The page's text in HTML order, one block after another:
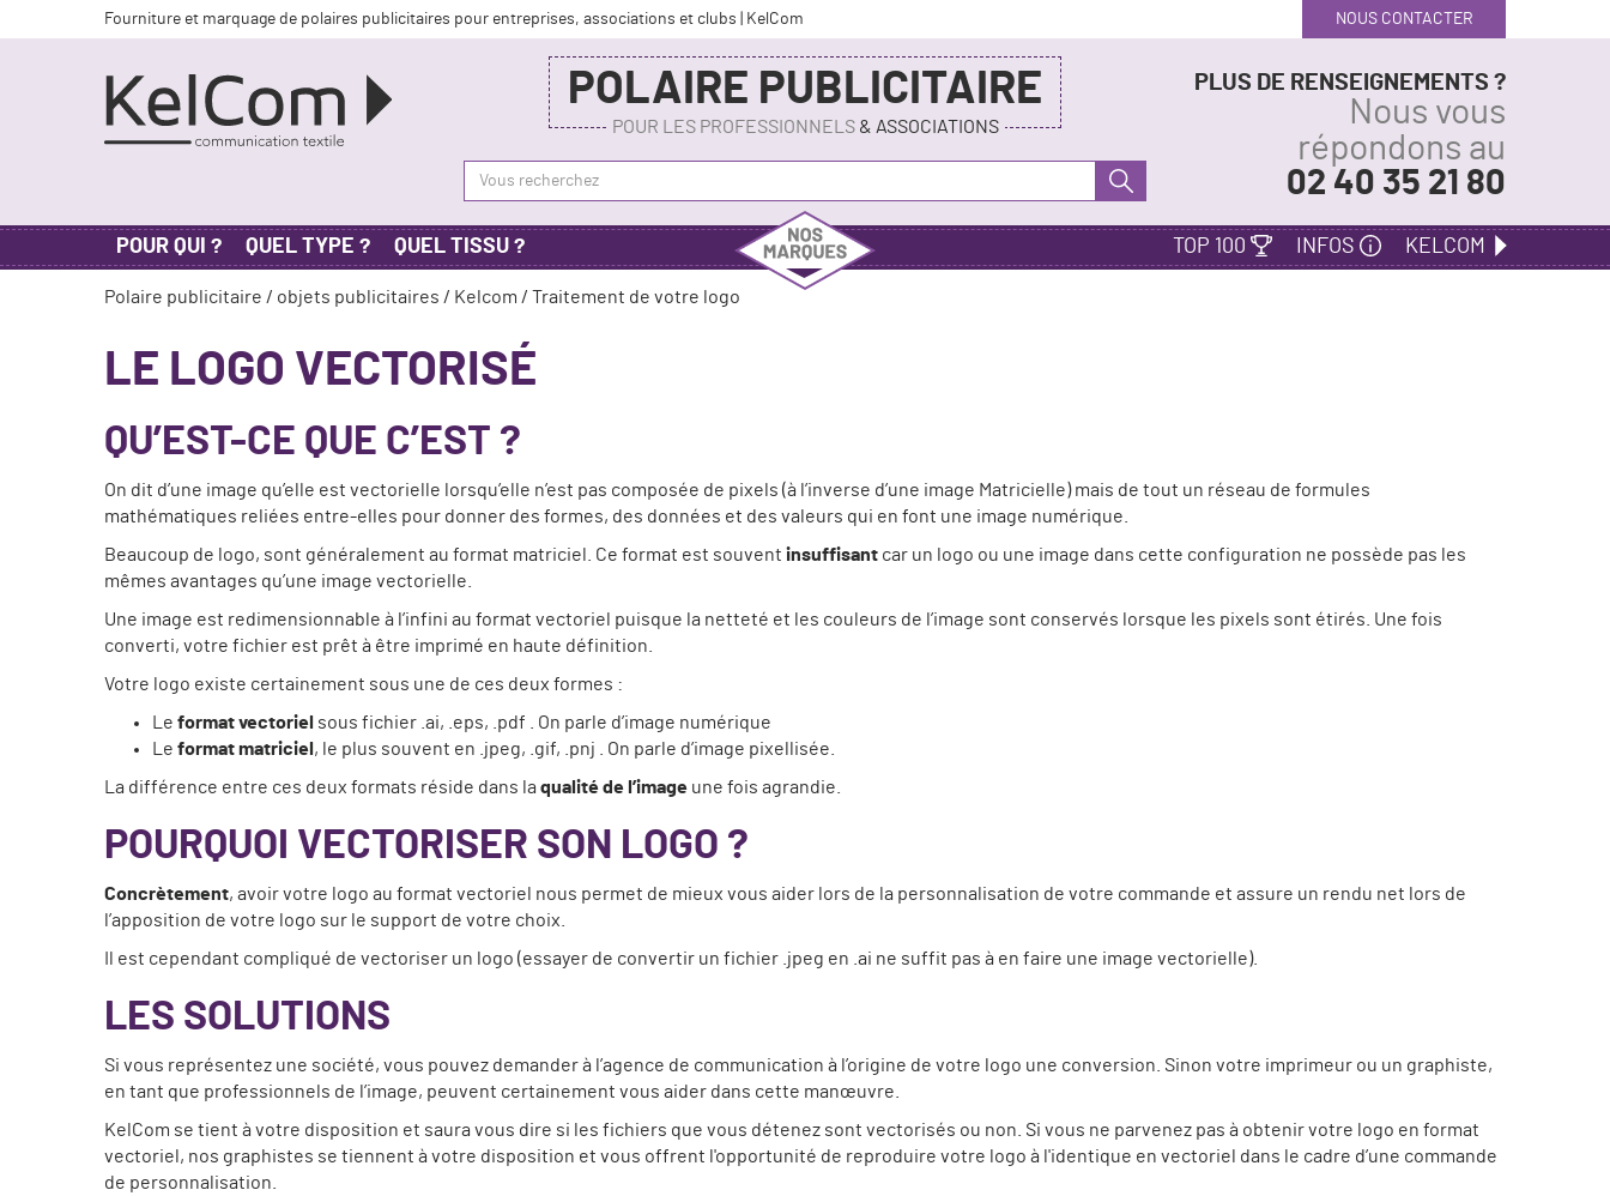
Fourniture et marquage de polaires publicitaires pour entreprises, associations et clubs | KelCom NOUS CONTACTER
PLUS DE RENSEIGNEMENTS ?
Nous vous
répondons au
02 40 35 21 80
POLAIRE PUBLICITAIRE
POUR LES PROFESSIONNELS & ASSOCIATIONS
POUR QUI ? QUEL TYPE ? QUEL TISSU ? TOP 100 INFOS KELCOM
Polaire publicitaire / objets publicitaires / Kelcom / Traitement de votre logo
LE LOGO VECTORISÉ
QU’EST-CE QUE C’EST ?
On dit d’une image qu’elle est vectorielle lorsqu’elle n’est pas composée de pixels (à l’inverse d’une image Matricielle) mais de tout un réseau de formules
mathématiques reliées entre-elles pour donner des formes, des données et des valeurs qui en font une image numérique.
Beaucoup de logo, sont généralement au format matriciel. Ce format est souvent insuffisant car un logo ou une image dans cette configuration ne possède pas les
mêmes avantages qu’une image vectorielle.
Une image est redimensionnable à l’infini au format vectoriel puisque la netteté et les couleurs de l’image sont conservés lorsque les pixels sont étirés. Une fois
converti, votre fichier est prêt à être imprimé en haute définition.
Votre logo existe certainement sous une de ces deux formes :
Le format vectoriel sous fichier .ai, .eps, .pdf . On parle d’image numérique
Le format matriciel , le plus souvent en .jpeg, .gif, .pnj . On parle d’image pixellisée.
La différence entre ces deux formats réside dans laqualité de l’image une fois agrandie.
POURQUOI VECTORISER SON LOGO ?
Concrètement, avoir votre logo au format vectoriel nous permet de mieux vous aider lors de la personnalisation de votre commande et assure un rendu net lors de
l’apposition de votre logo sur le support de votre choix.
Il est cependant compliqué de vectoriser un logo (essayer de convertir un fichier .jpeg en .ai ne suffit pas à en faire une image vectorielle).
LES SOLUTIONS
Si vous représentez une société, vous pouvez demander à l’agence de communication à l’origine de votre logo une conversion. Sinon votre imprimeur ou un graphiste,
en tant que professionnels de l’image, peuvent certainement vous aider dans cette manœuvre.
KelCom se tient à votre disposition et saura vous dire si les fichiers que vous détenez sont vectorisés ou non. Si vous ne parvenez pas à obtenir votre logo en format
vectoriel, nos graphistes se tiennent à votre disposition et vous offrent l'opportunité de reproduire votre logo à l'identique en vectoriel dans le cadre d’une commande
de personnalisation.